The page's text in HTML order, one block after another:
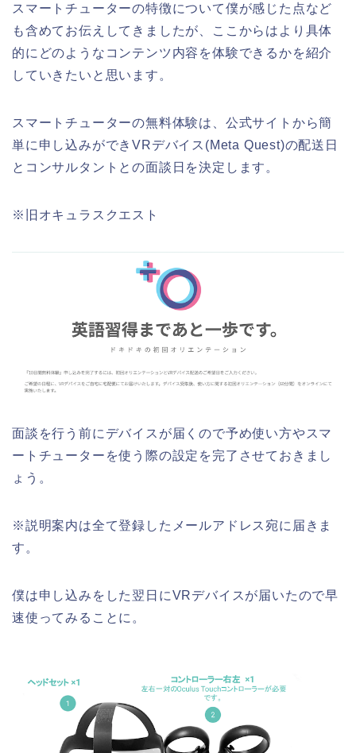
スマートチューターの特徴について僕が感じた点など
も含めてお伝えしてきましたが、ここからはより具体
的にどのようなコンテンツ内容を体験できるかを紹介
していきたいと思います。
スマートチューターの無料体験は、公式サイトから簡
単に申し込みができVRデバイス(Meta Quest)の配送日
とコンサルタントとの面談日を決定します。
※旧オキュラスクエスト
面談を行う前にデバイスが届くので予め使い方やスマ
ートチューターを使う際の設定を完了させておきまし
ょう。
※説明案内は全て登録したメールアドレス宛に届きま
す。
僕は申し込みをした翌日にVRデバイスが届いたので早
速使ってみることに。